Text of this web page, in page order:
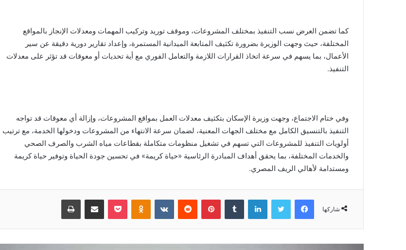
كما تضمن العرض نسب التنفيذ بمختلف المشروعات، وموقف توريد وتركيب المهمات ومعدلات الإنجاز بالمواقع
المختلفة، حيث وجهت الوزيرة بضرورة تكثيف المتابعة الميدانية المستمرة، وإعداد تقارير دورية دقيقة عن سير
الأعمال، بما يسهم في سرعة اتخاذ القرارات اللازمة والتعامل الفوري مع أية تحديات أو معوقات قد تؤثر على معدلات
التنفيذ.
وفي ختام الاجتماع، وجهت وزيرة الإسكان بتكثيف معدلات العمل بمواقع المشروعات، وإزالة أي معوقات قد تواجه
التنفيذ بالتنسيق الكامل مع مختلف الجهات المعنية، لضمان سرعة الانتهاء من المشروعات ودخولها الخدمة، مع ترتيب
أولويات التنفيذ للمشروعات التي تسهم في تشغيل منظومات متكاملة بقطاعات مياه الشرب والصرف الصحي
والخدمات المختلفة، بما يحقق أهداف المبادرة الرئاسية «حياة كريمة» في تحسين جودة الحياة وتوفير حياة كريمة
ومستدامة لأهالي الريف المصري.
شاركها
فيسبوك تويتر لينكدإن بينتيريست Odnoklassniki
بوكيت مشاركة عبر البريد طباعة
جهزوا الجراكن.. قطع المياه غدا لمدة 3